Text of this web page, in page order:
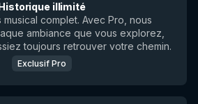
illimité
complet. Avec Pro, nous
ambiance que vous explorez,
toujours retrouver votre chemin.
Exclusif Pro